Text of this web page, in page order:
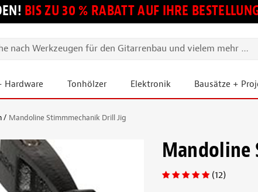
BIS ZU 30 % RABATT AUF IHRE
Hardware Tonhölzer Elektronik Bausätze +
Mandoline Stimmmechanik Drill Jig
Mandoline
(12)